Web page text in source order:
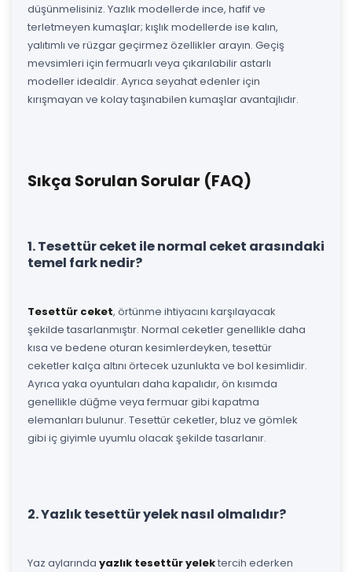
düşünmelisiniz. Yazlık modellerde ince, hafif ve
terletmeyen kumaşlar; kışlık modellerde ise kalın,
yalıtımlı ve rüzgar geçirmez özellikler arayın. Geçiş
mevsimleri için fermuarlı veya çıkarılabilir astarlı
modeller idealdir. Ayrıca seyahat edenler için
kırışmayan ve kolay taşınabilen kumaşlar avantajlıdır.
Sıkça Sorulan Sorular (FAQ)
1. Tesettür ceket ile normal ceket arasındaki
temel fark nedir?
Tesettür ceket, örtünme ihtiyacını karşılayacak
şekilde tasarlanmıştır. Normal ceketler genellikle daha
kısa ve bedene oturan kesimlerdeyken, tesettür
ceketler kalça altını örtecek uzunlukta ve bol kesimlidir.
Ayrıca yaka oyuntuları daha kapalıdır, ön kısımda
genellikle düğme veya fermuar gibi kapatma
elemanları bulunur. Tesettür ceketler, bluz ve gömlek
gibi iç giyimle uyumlu olacak şekilde tasarlanır.
2. Yazlık tesettür yelek nasıl olmalıdır?
Yaz aylarında yazlık tesettür yelektercih ederken